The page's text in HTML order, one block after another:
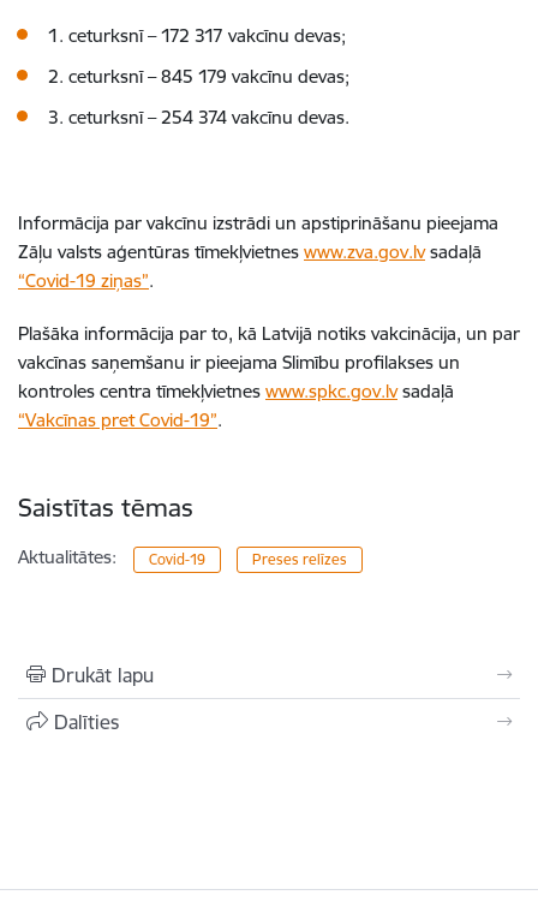
1. ceturksnī – 172 317 vakcīnu devas;
2. ceturksnī – 845 179 vakcīnu devas;
3. ceturksnī – 254 374 vakcīnu devas.
Informācija par vakcīnu izstrādi un apstiprināšanu pieejama
Zāļu valsts aģentūras tīmekļvietnes www.zva.gov.lvsadaļā
“Covid-19 ziņas”.
Plašāka informācija par to, kā Latvijā notiks vakcinācija, un par
vakcīnas saņemšanu ir pieejama Slimību profilakses un
kontroles centra tīmekļvietnes www.spkc.gov.lvsadaļā
“Vakcīnas pret Covid-19”.
Saistītas tēmas
Aktualitātes: Covid-19 Preses relīzes
Drukāt lapu
Dalīties